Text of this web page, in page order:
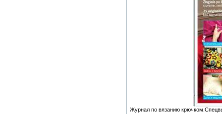
Журнал по вязанию